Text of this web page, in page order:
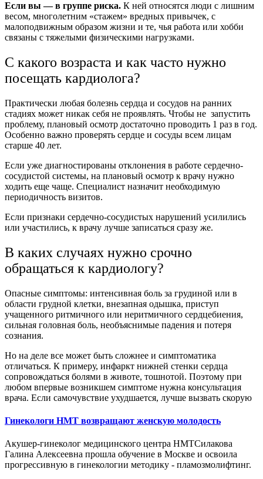
Если вы — в группе риска. К ней относятся люди с лишним
весом, многолетним «стажем» вредных привычек, с
малоподвижным образом жизни и те, чья работа или хобби
связаны с тяжелыми физическими нагрузками.
С какого возраста и как часто нужно
посещать кардиолога?
Практически любая болезнь сердца и сосудов на ранних
стадиях может никак себя не проявлять. Чтобы не запустить
проблему, плановый осмотр достаточно проводить 1 раз в год.
Особенно важно проверять сердце и сосуды всем лицам
старше 40 лет.
Если уже диагностированы отклонения в работе сердечно-
сосудистой системы, на плановый осмотр к врачу нужно
ходить еще чаще. Специалист назначит необходимую
периодичность визитов.
Если признаки сердечно-сосудистых нарушений усилились
или участились, к врачу лучше записаться сразу же.
В каких случаях нужно срочно
обращаться к кардиологу?
Опасные симптомы: интенсивная боль за грудиной или в
области грудной клетки, внезапная одышка, приступ
учащенного ритмичного или неритмичного сердцебиения,
сильная головная боль, необъяснимые падения и потеря
сознания.
Но на деле все может быть сложнее и симптоматика
отличаться. К примеру, инфаркт нижней стенки сердца
сопровождаться болями в животе, тошнотой. Поэтому при
любом впервые возникшем симптоме нужна консультация
врача. Если самочувствие ухудшается, лучше вызвать скорую
Гинекологи НМТ возвращают женскую молодость
Акушер-гинеколог медицинского центра НМТСилакова
Галина Алексеевна прошла обучение в Москве и освоила
прогрессивную в гинекологии методику - пламозмолифтинг.